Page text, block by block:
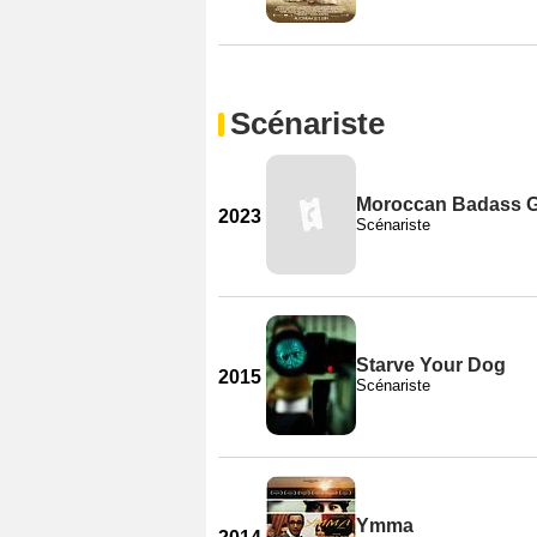
Scénariste
2023
Moroccan Badass
Scénariste
2015
Starve Your Dog
Scénariste
Ymma